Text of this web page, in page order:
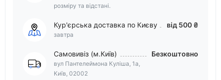
розміру та відстані.
Кур'єрська доставка по Києву
завтра
від 500 ₴
Самовивіз (м.Київ)
вул Пантелеймона Куліша, 1а,
Київ, 02002
Безкоштовно